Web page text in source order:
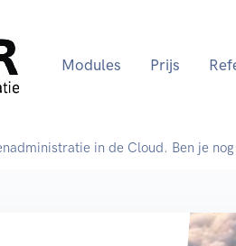
Modules Prijs
in de Cloud. Ben je